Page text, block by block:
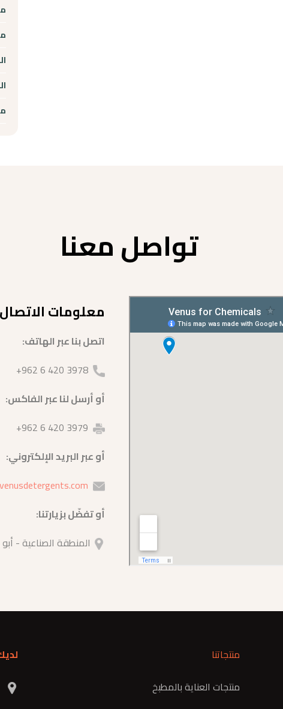
تواصل معنا
معلومات الاتصال
اتصل بنا عبر الهاتف:
أو أرسل لنا عبر الفاكس:
أو عبر البريد الإلكتروني:
أو تفضّل بزيارتنا:
المنطقة الصناعية -
منتجاتنا
منتجات العناية بالمطبخ